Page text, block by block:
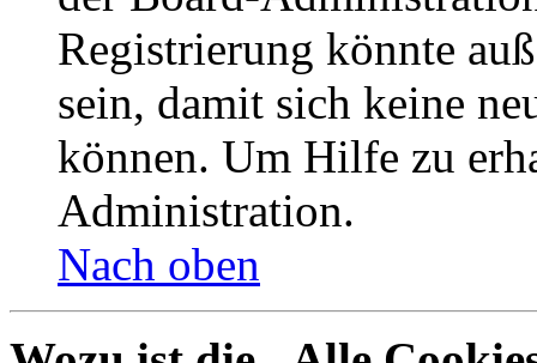
Registrierung könnte
sein, damit sich keine
können. Um Hilfe zu
Administration.
Nach oben